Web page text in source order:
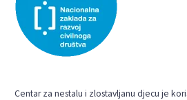
Centar za nestalu i zlostavljanu djecu je